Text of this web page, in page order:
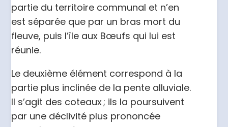
partie du territoire communal et n’en
est séparée que par un bras mort du
fleuve, puis l’île aux Bœufs qui lui est
réunie.
Le deuxième élément correspond à la
partie plus inclinée de la pente alluviale.
Il s’agit des coteaux ; ils la poursuivent
par une déclivité plus prononcée